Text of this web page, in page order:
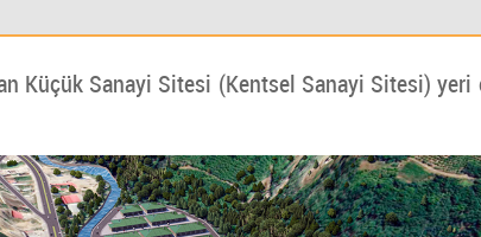
Küçük Sanayi Sitesi (Kentsel Sanayi Sitesi)